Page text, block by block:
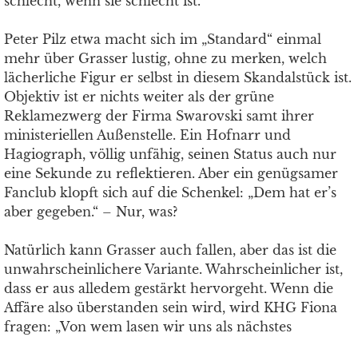
Peter Pilz etwa macht sich im „Standard“ einmal
mehr über Grasser lustig, ohne zu merken, welch
lächerliche Figur er selbst in diesem Skandalstück ist.
Objektiv ist er nichts weiter als der grüne
Reklamezwerg der Firma Swarovski samt ihrer
ministeriellen Außenstelle. Ein Hofnarr und
Hagiograph, völlig unfähig, seinen Status auch nur
eine Sekunde zu reflektieren. Aber ein genügsamer
Fanclub klopft sich auf die Schenkel: „Dem hat er’s
aber gegeben.“ – Nur, was?
Natürlich kann Grasser auch fallen, aber das ist die
unwahrscheinlichere Variante. Wahrscheinlicher ist,
dass er aus alledem gestärkt hervorgeht. Wenn die
Affäre also überstanden sein wird, wird KHG Fiona
fragen: „Von wem lasen wir uns als nächstes